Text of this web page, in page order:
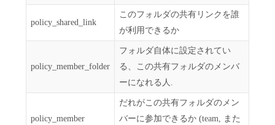
policy_shared_link
このフォルダの共有リンクを誰
が利用できるか
policy_member_folder
フォルダ自体に設定されてい
る、この共有フォルダのメンバ
ーになれる人.
policy_member
だれがこの共有フォルダのメン
バーに参加できるか (team, また